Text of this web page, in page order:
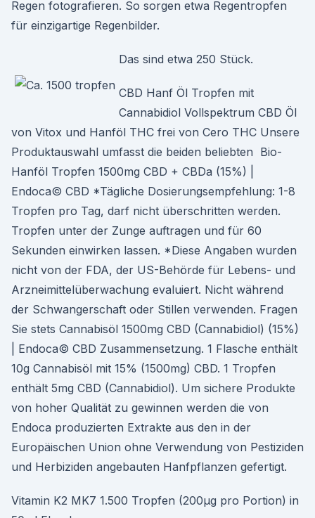
Regen fotografieren. So sorgen etwa Regentropfen
für einzigartige Regenbilder.
Das sind etwa 250 Stück.
CBD Hanf Öl Tropfen mit
Cannabidiol Vollspektrum CBD Öl
von Vitox und Hanföl THC frei von Cero THC Unsere
Produktauswahl umfasst die beiden beliebten Bio-
Hanföl Tropfen 1500mg CBD + CBDa (15%) |
Endoca© CBD *Tägliche Dosierungsempfehlung: 1-8
Tropfen pro Tag, darf nicht überschritten werden.
Tropfen unter der Zunge auftragen und für 60
Sekunden einwirken lassen. *Diese Angaben wurden
nicht von der FDA, der US-Behörde für Lebens- und
Arzneimittelüberwachung evaluiert. Nicht während
der Schwangerschaft oder Stillen verwenden. Fragen
Sie stets Cannabisöl 1500mg CBD (Cannabidiol) (15%)
| Endoca© CBD Zusammensetzung. 1 Flasche enthält
10g Cannabisöl mit 15% (1500mg) CBD. 1 Tropfen
enthält 5mg CBD (Cannabidiol). Um sichere Produkte
von hoher Qualität zu gewinnen werden die von
Endoca produzierten Extrakte aus den in der
Europäischen Union ohne Verwendung von Pestiziden
und Herbiziden angebauten Hanfpflanzen gefertigt.
Vitamin K2 MK7 1.500 Tropfen (200µg pro Portion) in